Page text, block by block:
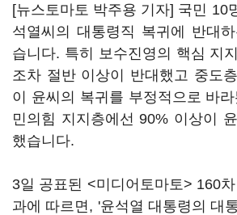
[뉴스토마토 박주용 기자] 국민 10
석열씨의 대통령직 복귀에 반대
습니다. 특히 보수진영의 핵심 지
조차 절반 이상이 반대했고 중도
이 윤씨의 복귀를 부정적으로 바
민의힘 지지층에선 90% 이상이
했습니다.
3일 공표된 <미디어토마토> 160
과에 따르면, '윤석열 대통령의 대